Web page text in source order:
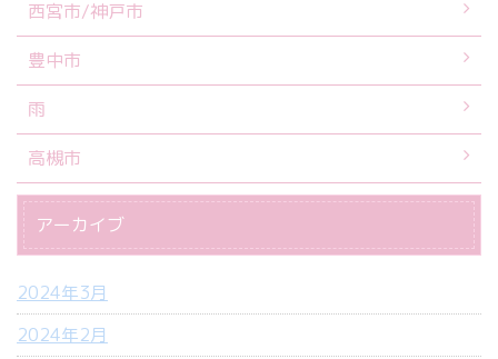
西宮市/神戸市
豊中市
雨
高槻市
アーカイブ
2024年3月
2024年2月